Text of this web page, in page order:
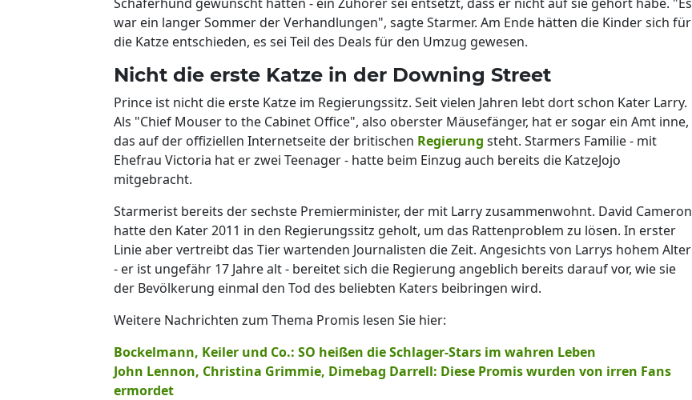
war ein langer Sommer der Verhandlungen", sagte Starmer. Am Ende hätten die Kinder sich für
die Katze entschieden, es sei Teil des Deals für den Umzug gewesen.
Nicht die erste Katze in der Downing Street
Prince ist nicht die erste Katze im Regierungssitz. Seit vielen Jahren lebt dort schon Kater Larry.
Als "Chief Mouser to the Cabinet Office", also oberster Mäusefänger, hat er sogar ein Amt inne,
das auf der offiziellen Internetseite der britischen Regierung steht. Starmers Familie - mit
Ehefrau Victoria hat er zwei Teenager - hatte beim Einzug auch bereits die KatzeJojo
mitgebracht.
Starmerist bereits der sechste Premierminister, der mit Larry zusammenwohnt. David Cameron
hatte den Kater 2011 in den Regierungssitz geholt, um das Rattenproblem zu lösen. In erster
Linie aber vertreibt das Tier wartenden Journalisten die Zeit. Angesichts von Larrys hohem Alter
- er ist ungefähr 17 Jahre alt - bereitet sich die Regierung angeblich bereits darauf vor, wie sie
der Bevölkerung einmal den Tod des beliebten Katers beibringen wird.
Weitere Nachrichten zum Thema Promis lesen Sie hier:
Bockelmann, Keiler und Co.: SO heißen die Schlager-Stars im wahren Leben
John Lennon, Christina Grimmie, Dimebag Darrell: Diese Promis wurden von irren Fans
ermordet